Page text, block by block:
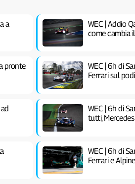
a
WEC | Addio
come cambia
pronte
WEC | 6h di
Ferrari sul
WEC | 6h di
tutti,
WEC | 6h di
Ferrari e